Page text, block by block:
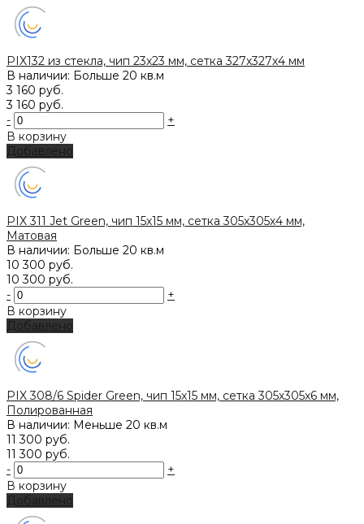
PIX132 из стекла, чип 23x23 мм, сетка 327х327х4 мм
В наличии: Больше 20 кв.м
3 160 руб.
3 160 руб.
-
+
В корзину
Добавлено
PIX 311 Jet Green, чип 15х15 мм, сетка 305х305х4 мм,
Матовая
В наличии: Больше 20 кв.м
10 300 руб.
10 300 руб.
-
+
В корзину
Добавлено
PIX 308/6 Spider Green, чип 15x15 мм, сетка 305х305x6 мм,
Полированная
В наличии: Меньше 20 кв.м
11 300 руб.
11 300 руб.
-
+
В корзину
Добавлено